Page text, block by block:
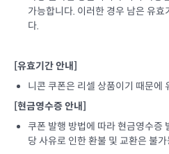
가능합니다. 이러한 경우 남은 유
다.
[유효기간 안내]
니콘 쿠폰은 리셀 상품이기 때문에
[현금영수증 안내]
쿠폰 발행 방법에 따라 현금영수증
당 사유로 인한 환불 및 교환은 불